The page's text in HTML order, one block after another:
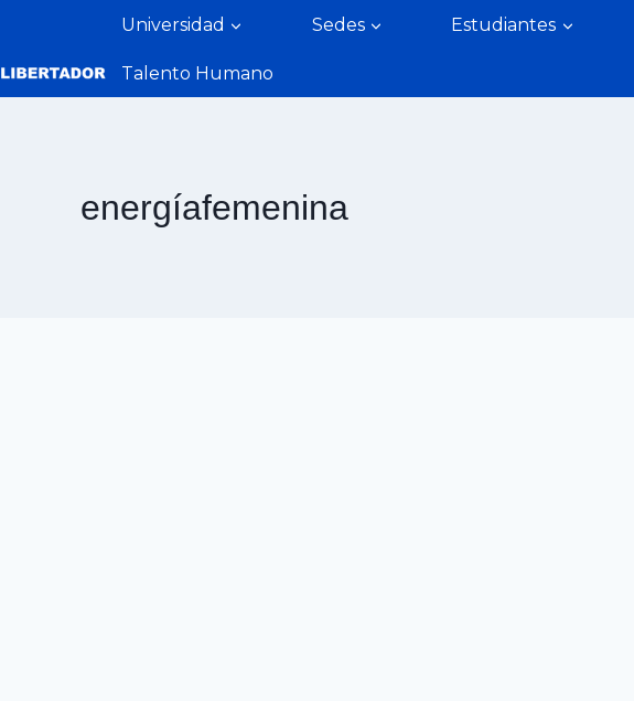
Universidad Sedes Estudiantes
Talento Humano
energíafemenina